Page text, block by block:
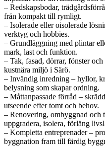
– Redskapsbodar,
från kompakt till rymligt.
– Isolerade eller oisolerade
verktyg och hobbies.
– Grundläggning med plintar
mark, last och funktion.
– Tak, fasad, dörrar, fönster
kustnära miljö i Särö.
– Invändig inredning – hyllor,
belysning som skapar ordning.
– Måttanpassade förråd –
utseende efter tomt och behov.
– Renovering, ombyggnad
uppgradera, isolera, förläng
– Kompletta entreprenader –
byggnation fram till färdig